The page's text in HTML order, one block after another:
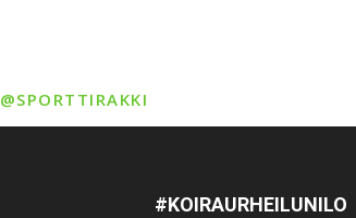
@SPORTTIRAKKI
#KOIRAURHEILUNILO